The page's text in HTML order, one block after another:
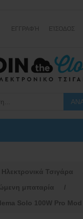
ΕΓΓΡΑΦΉ ΕΊΣΟΔΟΣ
Ηλεκτρονικά Τσιγάρα
μπαταρία
/
Solo 100W Pro